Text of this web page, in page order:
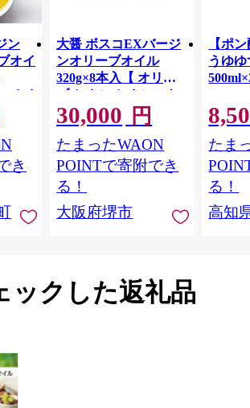
ン
オイ
ペイ
き
大醤 ボスコEXバージ
ンオリーブオイル
320g×8本入【 オリー
ブオイル オイル エキ
ストラバージンオリー
ブオイル エクストラ
バージン エキストラ
バージンオイル 調味
料 高品質 ヘルシー サ
ラダ パスタ 洋食 人気
おすすめ 送料無料 大
30,000 円
たまったWAON
POINTで寄附でき
る！
大阪府堺市
【ポ
うゆ
たま
る！
高知
ックした返礼品